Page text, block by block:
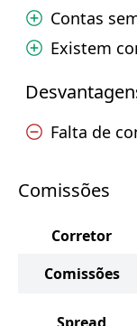
Contas
Existem
Falta de
Comissões
Corretor
Comissões